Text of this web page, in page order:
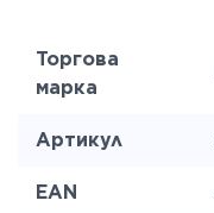
Торгова
марка
Артикул
EAN